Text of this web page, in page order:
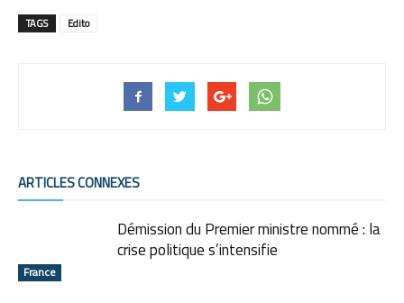
TAGS Edito
ARTICLES CONNEXES
France
Démission du Premier ministre nommé : la
crise politique s’intensifie